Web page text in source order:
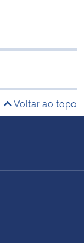
Voltar ao topo